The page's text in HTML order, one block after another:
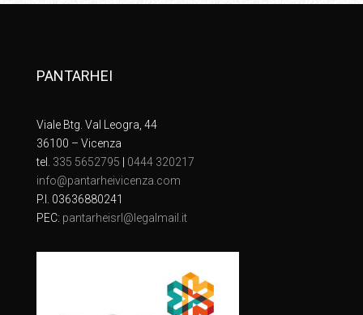
PANTARHEI
Viale Btg. Val Leogra, 44
36100 – Vicenza
tel. 335 5652795
0444 320217
info@pantarheivicenza.com
P.I. 03636880241
PEC: pantarheisrl@legalmail.it